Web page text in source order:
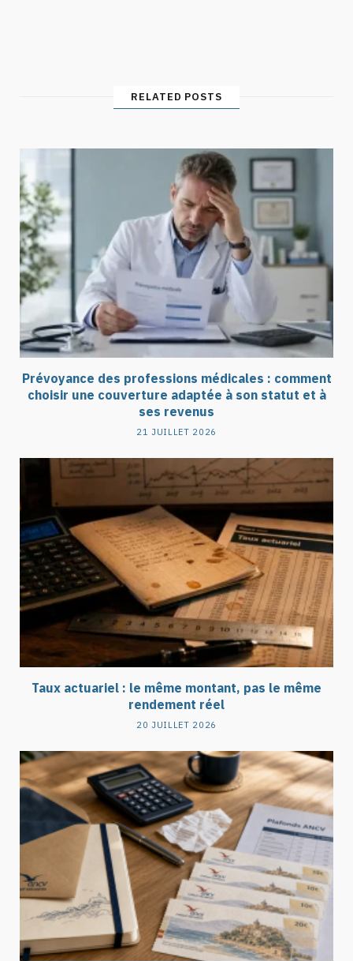
RELATED POSTS
Prévoyance des professions médicales : comment
choisir une couverture adaptée à son statut et à
ses revenus
21 JUILLET 2026
Taux actuariel : le même montant, pas le même
rendement réel
20 JUILLET 2026